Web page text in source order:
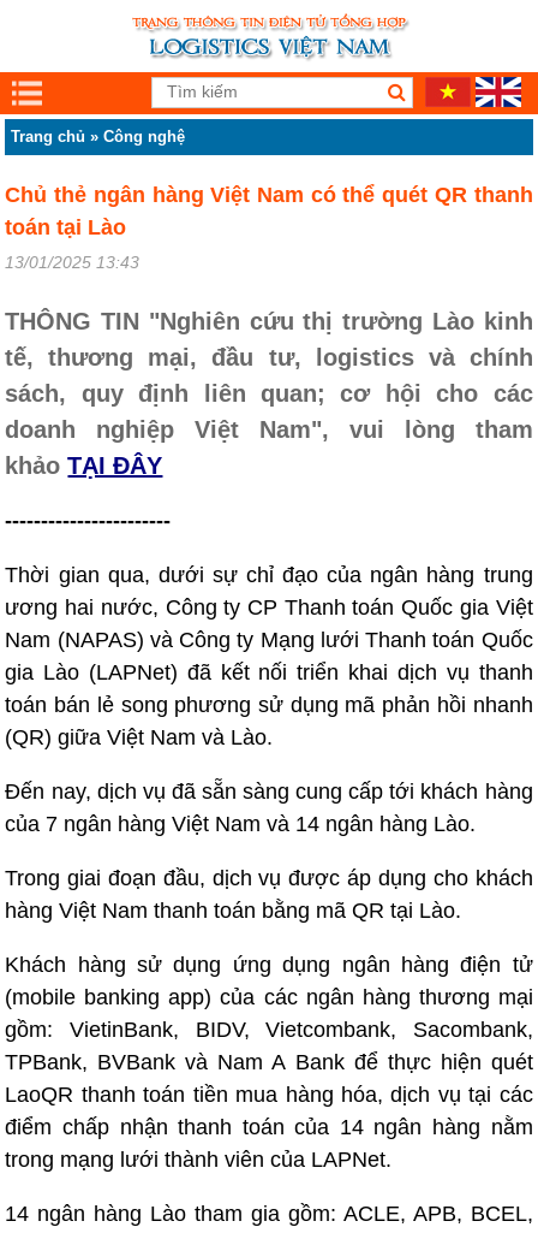
Trang chủ »Công nghệ
Chủ thẻ ngân hàng Việt Nam có thể quét QR thanh
toán tại Lào
13/01/2025 13:43
THÔNG TIN "Nghiên cứu thị trường Lào kinh
tế, thương mại, đầu tư, logistics và chính
sách, quy định liên quan; cơ hội cho các
doanh nghiệp Việt Nam", vui lòng tham
khảo TẠI ĐÂY
-----------------------
Thời gian qua, dưới sự chỉ đạo của ngân hàng trung
ương hai nước, Công ty CP Thanh toán Quốc gia Việt
Nam (NAPAS) và Công ty Mạng lưới Thanh toán Quốc
gia Lào (LAPNet) đã kết nối triển khai dịch vụ thanh
toán bán lẻ song phương sử dụng mã phản hồi nhanh
(QR) giữa Việt Nam và Lào.
Đến nay, dịch vụ đã sẵn sàng cung cấp tới khách hàng
của 7 ngân hàng Việt Nam và 14 ngân hàng Lào.
Trong giai đoạn đầu, dịch vụ được áp dụng cho khách
hàng Việt Nam thanh toán bằng mã QR tại Lào.
Khách hàng sử dụng ứng dụng ngân hàng điện tử
(mobile banking app) của các ngân hàng thương mại
gồm: VietinBank, BIDV, Vietcombank, Sacombank,
TPBank, BVBank và Nam A Bank để thực hiện quét
LaoQR thanh toán tiền mua hàng hóa, dịch vụ tại các
điểm chấp nhận thanh toán của 14 ngân hàng nằm
trong mạng lưới thành viên của LAPNet.
14 ngân hàng Lào tham gia gồm: ACLE, APB, BCEL,